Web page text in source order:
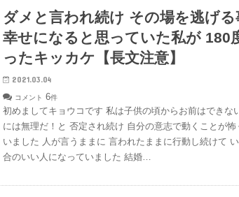
ダメと言われ続け その場を逃げる
幸せになると思っていた私が 180
ったキッカケ【長文注意】
2021.03.04
コメント 6件
初めましてキョウコです 私は子供の頃からお前はできな
には無理だ！と 否定され続け 自分の意志で動くことが怖
いました 人が言うままに 言われたままに行動し続けて
合のいい人になっていました 結婚…